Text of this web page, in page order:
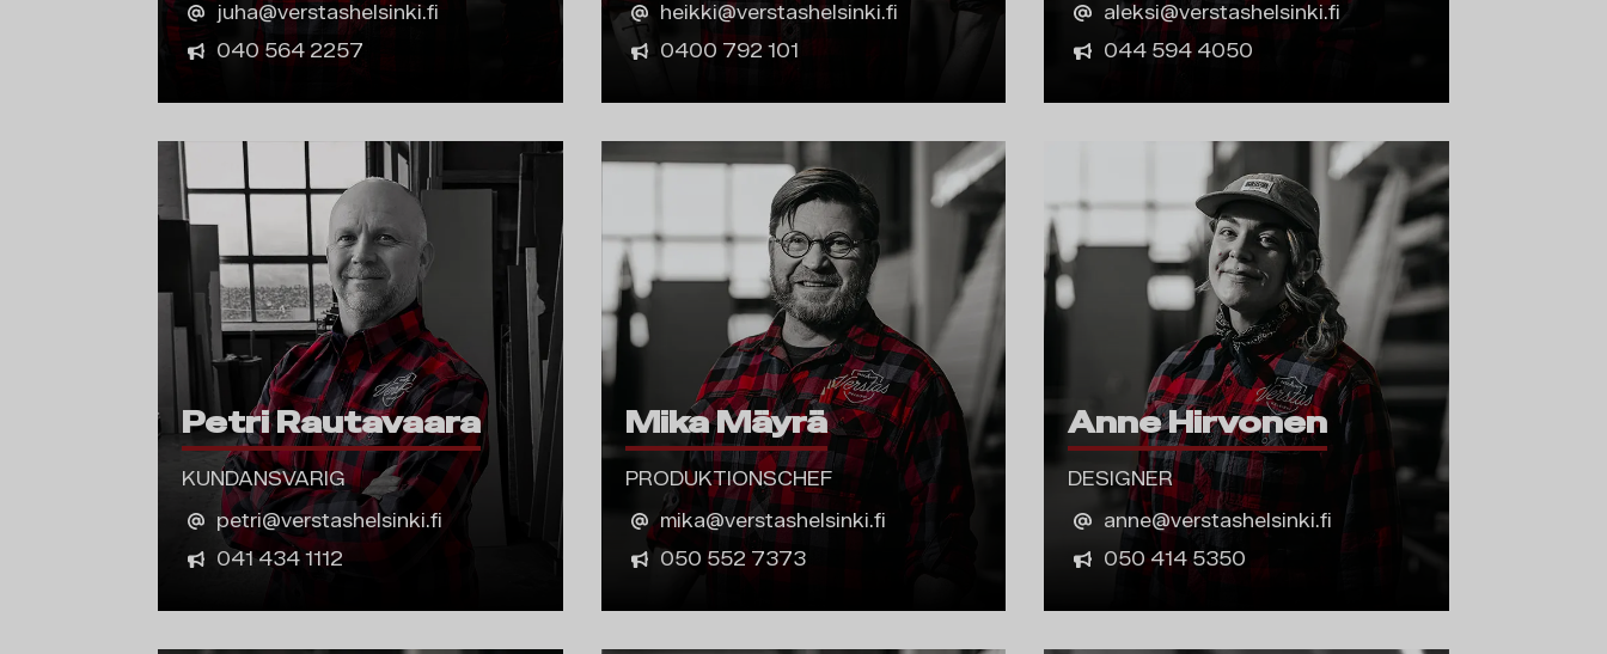
juha@verstashelsinki.fi
040 564 2257
heikki@verstashelsinki.fi
0400 792 101
aleksi@verstashelsinki.fi
044 594 4050
Petri Rautavaara
KUNDANSVARIG
petri@verstashelsinki.fi
041 434 1112
Mika Mäyrä
PRODUKTIONSCHEF
mika@verstashelsinki.fi
050 552 7373
Anne Hirvonen
DESIGNER
anne@verstashelsinki.fi
050 414 5350